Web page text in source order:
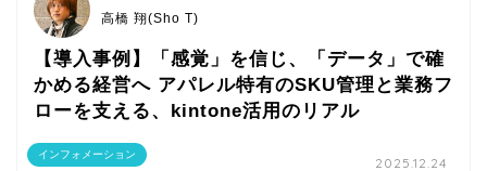
インフォメーション
高橋 翔(Sho T)
【導入事例】「感覚」を信じ、「データ」で確
かめる経営へ アパレル特有のSKU管理と業務フ
ローを支える、kintone活用のリアル
2025.12.24